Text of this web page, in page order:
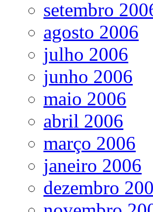
setembro
agosto 2006
julho 2006
junho 2006
maio 2006
abril 2006
março 2006
janeiro 2006
dezembro